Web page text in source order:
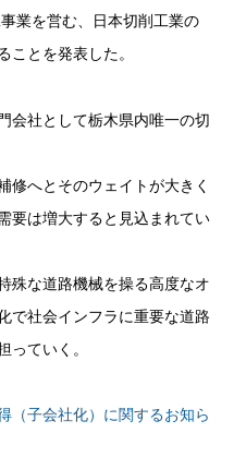
業を営む、日本切削工業の
ことを発表した。
会社として栃木県内唯一の切
修へとそのウェイトが大きく
要は増大すると見込まれてい
殊な道路機械を操る高度なオ
で社会インフラに重要な道路
っていく。
（子会社化）に関するお知ら